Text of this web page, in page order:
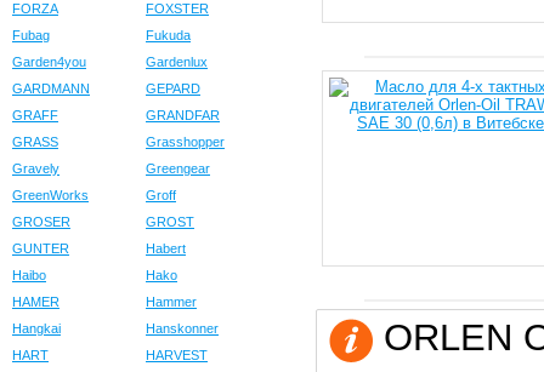
FORZA
FOXSTER
Fubag
Fukuda
Garden4you
Gardenlux
GARDMANN
GEPARD
GRAFF
GRANDFAR
GRASS
Grasshopper
Gravely
Greengear
GreenWorks
Groff
GROSER
GROST
GUNTER
Habert
Haibo
Hako
HAMER
Hammer
Hangkai
Hanskonner
HART
HARVEST
ORLEN